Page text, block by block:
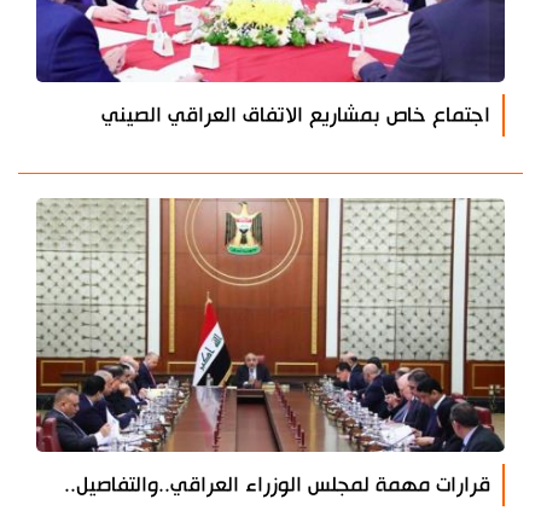
اجتماع خاص بمشاريع الاتفاق العراقي الصيني
قرارات مهمة لمجلس الوزراء العراقي..والتفاصيل..